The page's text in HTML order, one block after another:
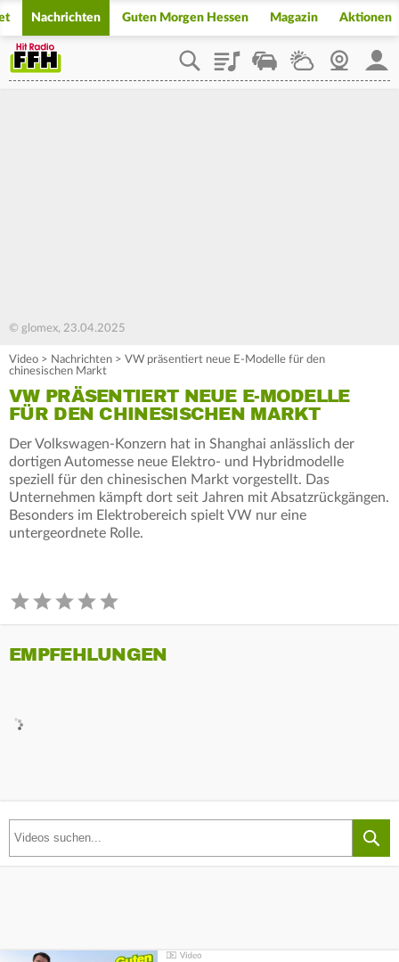
Nachrichten Guten Morgen Hessen Magazin Aktionen
PlaylistStaupilotWetterWebcam
© glomex, 23.04.2025
Video > Nachrichten > VW präsentiert neue E-Modelle für den
chinesischen Markt
VW PRÄSENTIERT NEUE E-MODELLE
FÜR DEN CHINESISCHEN MARKT
Der Volkswagen-Konzern hat in Shanghai anlässlich der
dortigen Automesse neue Elektro- und Hybridmodelle
speziell für den chinesischen Markt vorgestellt. Das
Unternehmen kämpft dort seit Jahren mit Absatzrückgängen.
Besonders im Elektrobereich spielt VW nur eine
untergeordnete Rolle.
EMPFEHLUNGEN